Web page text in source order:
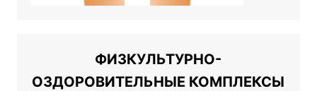
ФИЗКУЛЬТУРНО-
ОЗДОРОВИТЕЛЬНЫЕ КОМПЛЕКСЫ